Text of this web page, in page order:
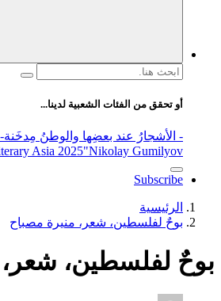
البحث
أو تحقق من الفئات الشعبية لدينا...
- الأشجارُ عند بعضِها والوطنُ مِدخَنة
Asia 2025"Nikolay Gumilyov و poet
Subscribe
الرئيسية
بوحٌ لفلسطين، شعر، منيرة مصباح
بوحٌ لفلسطين،